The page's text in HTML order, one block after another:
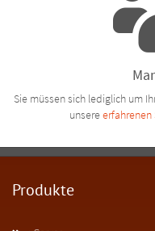
Sie müssen sich lediglich um
unsere
Produkte